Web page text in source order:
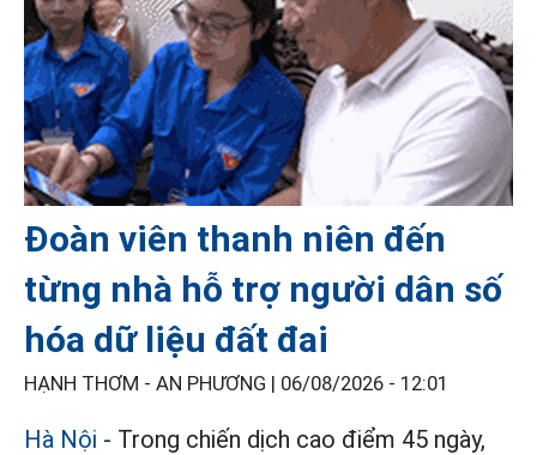
Đoàn viên thanh niên đến
từng nhà hỗ trợ người dân số
hóa dữ liệu đất đai
HẠNH THƠM - AN PHƯƠNG | 06/08/2026 - 12:01
Hà Nội - Trong chiến dịch cao điểm 45 ngày,